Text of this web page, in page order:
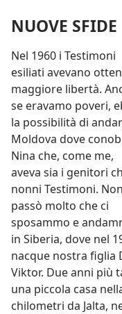
NUOVE
Nel 1960 i Testimoni
esiliati avevano
maggiore libertà.
se eravamo poveri,
la possibilità di
Moldova dove
Nina che, come me,
aveva sia i genitori
nonni Testimoni. Non
passò molto che ci
sposammo e
in Siberia, dove nel
nacque nostra figlia
Viktor. Due anni più
una piccola casa
chilometri da Jalta,